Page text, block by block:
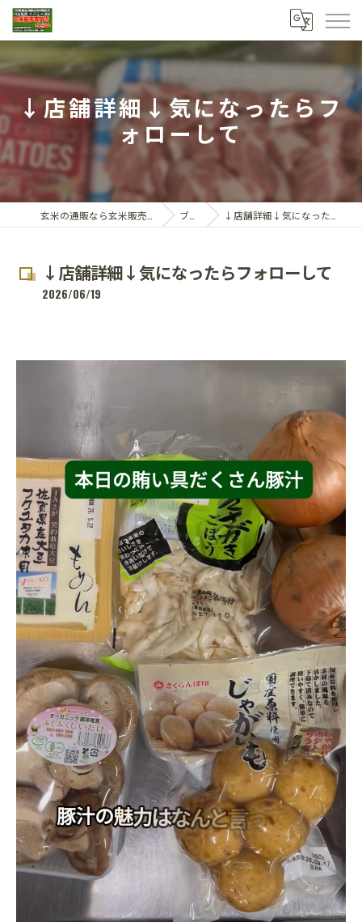
↓店舗詳細↓気になったらフ
ォローして
ブログ ↓店舗詳細↓気になったらフォローして
↓店舗詳細↓気になったらフォローして
2026/06/19